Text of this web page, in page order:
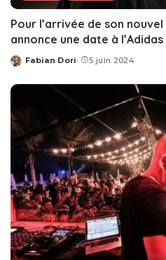
Pour l’arrivée de son
annonce une date à
Posted
Fabian Dori 5 juin 2024